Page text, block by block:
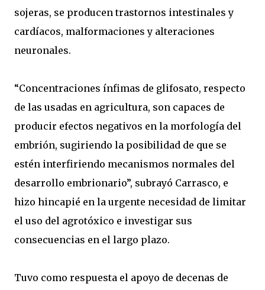
sojeras, se producen trastornos intestinales y
cardíacos, malformaciones y alteraciones
neuronales.
“Concentraciones ínfimas de glifosato, respecto
de las usadas en agricultura, son capaces de
producir efectos negativos en la morfología del
embrión, sugiriendo la posibilidad de que se
estén interfiriendo mecanismos normales del
desarrollo embrionario”, subrayó Carrasco, e
hizo hincapié en la urgente necesidad de limitar
el uso del agrotóxico e investigar sus
consecuencias en el largo plazo.
Tuvo como respuesta el apoyo de decenas de